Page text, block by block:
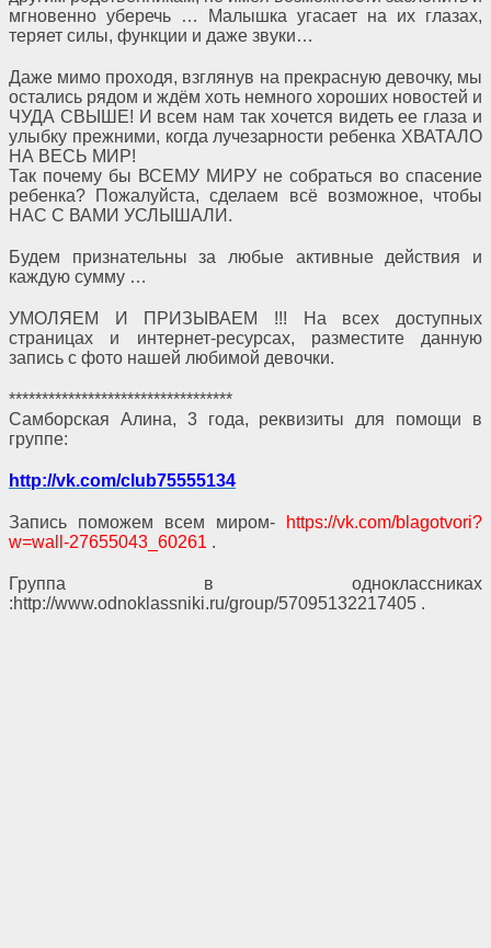
мгновенно уберечь … Малышка угасает на их глазах,
теряет силы, функции и даже звуки…
Даже мимо проходя, взглянув на прекрасную девочку, мы
остались рядом и ждём хоть немного хороших новостей и
ЧУДА СВЫШЕ! И всем нам так хочется видеть ее глаза и
улыбку прежними, когда лучезарности ребенка ХВАТАЛО
НА ВЕСЬ МИР!
Так почему бы ВСЕМУ МИРУ не собраться во спасение
ребенка? Пожалуйста, сделаем всё возможное, чтобы
НАС С ВАМИ УСЛЫШАЛИ.
Будем признательны за любые активные действия и
каждую сумму …
УМОЛЯЕМ И ПРИЗЫВАЕМ !!! На всех доступных
страницах и интернет-ресурсах, разместите данную
запись с фото нашей любимой девочки.
**********************************
Самборская Алина, 3 года, реквизиты для помощи в
группе:
http://vk.com/club75555134
Запись поможем всем миром-
https://vk.com/blagotvori?
w=wall-27655043_60261 .
Группа в одноклассниках
:http://www.odnoklassniki.ru/group/57095132217405 .